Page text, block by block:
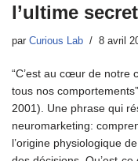
l’ultime
par Curious Lab 8 avril
“C’est au cœur de notre
tous nos
2001). Une phrase qui
neuromarketing:
l’origine physiologique